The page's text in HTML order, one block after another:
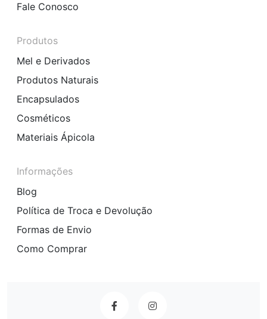
Fale Conosco
Produtos
Mel e Derivados
Produtos Naturais
Encapsulados
Cosméticos
Materiais Ápicola
Informações
Blog
Política de Troca e Devolução
Formas de Envio
Como Comprar